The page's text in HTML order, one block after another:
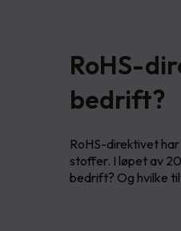
RoHS-
bedrift?
RoHS-direktivet
stoffer. I løpet av
bedrift? Og hvilke